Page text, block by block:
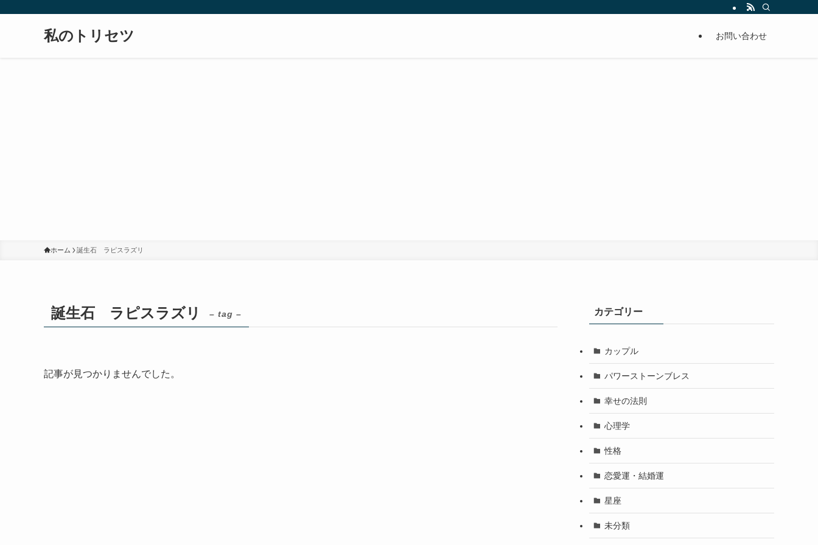
私のトリセツ お問い合わせ
ホーム 誕生石 ラピスラズリ
誕生石 ラピスラズリ – tag –
記事が見つかりませんでした。
カテゴリー
カップル
パワーストーンブレス
幸せの法則
心理学
性格
恋愛運・結婚運
星座
未分類